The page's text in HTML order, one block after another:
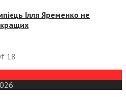
Ілля Яременко не
кращих
18